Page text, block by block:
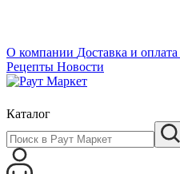
О компании Доставка и оплата
Рецепты Новости
Каталог